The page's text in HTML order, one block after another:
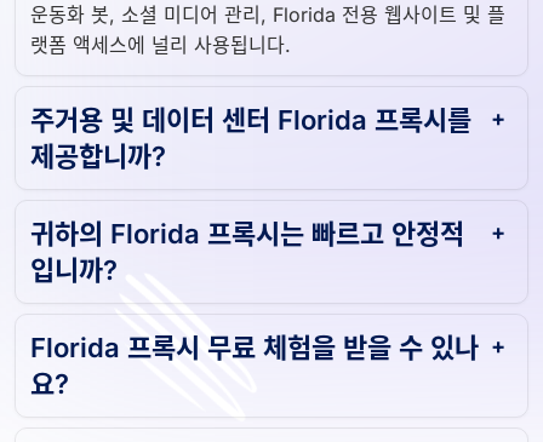
운동화 봇, 소셜 미디어 관리, Florida 전용 웹사이트 및 플
랫폼 액세스에 널리 사용됩니다.
주거용 및 데이터 센터 Florida 프록시를
제공합니까?
귀하의 Florida 프록시는 빠르고 안정적
입니까?
Florida 프록시 무료 체험을 받을 수 있나
요?